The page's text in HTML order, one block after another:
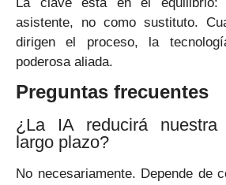
asistente, no como sustituto.
dirigen el proceso, la
poderosa aliada.
Preguntas frecuentes
¿La IA reducirá nuestra
largo plazo?
No necesariamente. Depende de